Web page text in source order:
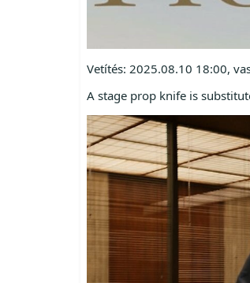
Vetítés: 2025.08.10 18:00,
A stage prop knife is